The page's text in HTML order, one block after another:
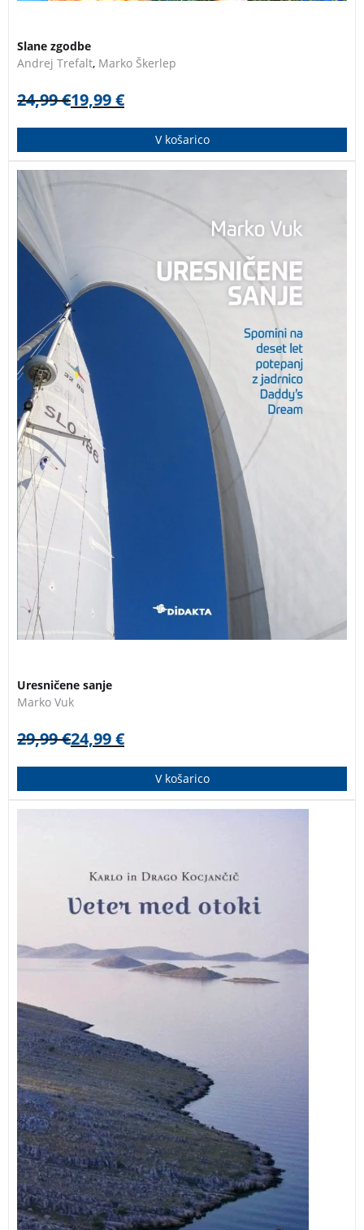
Slane zgodbe
Andrej Trefalt, Marko Škerlep
24,99€19,99€
V košarico
Spomini na deset let potepanj z jadrnico Daddy’s
Dream. Bila je želja, ki so je hranile sanje. In sanje so
dobile ime Daddy’s
Dream. Sanje o svobodi na valovih pod jadri. Po vseh
mogočih lukah Mediterana, kjer vsak kamen pove
zgodbo o tisočletni zibelki zahodne civilizacije.
Uresničene sanje
Uresničene sanje
Marko Vuk
29,99€24,99€
V košarico
prvobitnega Jadrana. Danes so ohranjeni le še od
knjige podoživljamo z nekaterimi sodobniki morskega
razvejanega športa.